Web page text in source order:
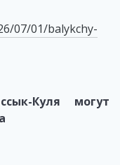
07/01/balykchy-
Куля могут